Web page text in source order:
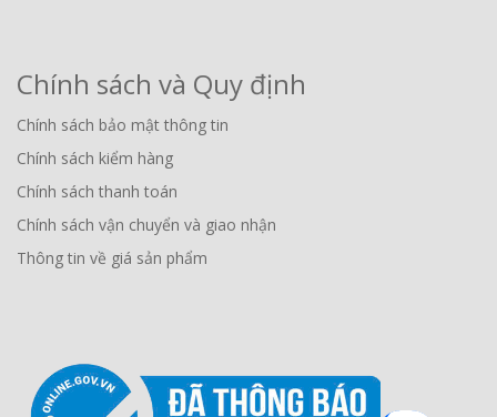
Chính sách và Quy định
Chính sách bảo mật thông tin
Chính sách kiểm hàng
Chính sách thanh toán
Chính sách vận chuyển và giao nhận
Thông tin về giá sản phẩm